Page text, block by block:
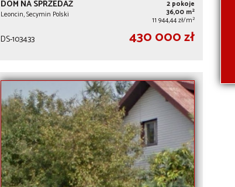
DOM NA SPRZEDAŻ
Leoncin, Secymin Polski
2 pokoje
36,00 m2
11 944,44 zł/m2
DS-103433 430 000 zł